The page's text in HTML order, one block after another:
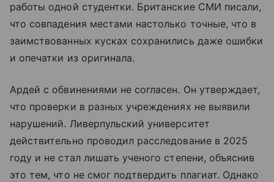
работы одной студентки. Британские СМИ писали,
что совпадения местами настолько точные, что в
заимствованных кусках сохранились даже ошибки
и опечатки из оригинала.
Ардей с обвинениями не согласен. Он утверждает,
что проверки в разных учреждениях не выявили
нарушений. Ливерпульский университет
действительно проводил расследование в 2025
году и не стал лишать ученого степени, объяснив
это тем, что не смог подтвердить плагиат. Однако